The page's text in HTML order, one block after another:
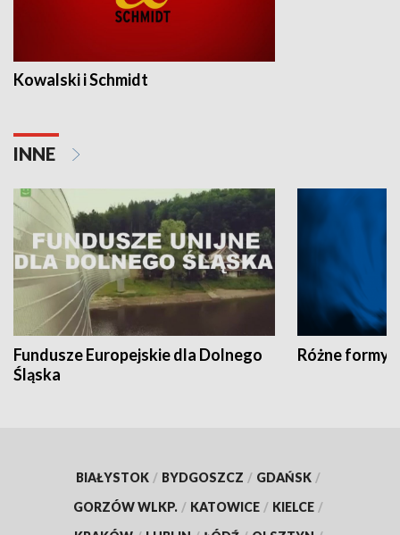
Kowalski i Schmidt
INNE
Fundusze Europejskie dla Dolnego
Śląska
Różne formy
BIAŁYSTOK / BYDGOSZCZ / GDAŃSK /
GORZÓW WLKP. / KATOWICE / KIELCE /